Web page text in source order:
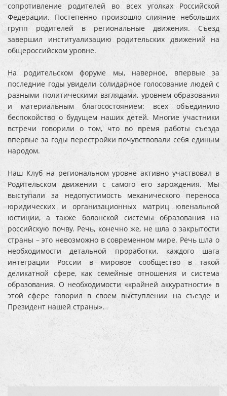
сопротивление родителей во всех уголках Российской
Федерации. Постепенно произошло слияние небольших
групп родителей в региональные движения. Съезд
завершил институализацию родительских движений на
общероссийском уровне.
На родительском форуме мы, наверное, впервые за
последние годы увидели солидарное голосование людей с
разными политическими взглядами, уровнем образования
и материальным благосостоянием: всех объединило
беспокойство о будущем наших детей. Многие участники
встречи говорили о том, что во время работы съезда
впервые за годы перестройки почувствовали себя единым
народом.
Наш Клуб на региональном уровне активно участвовал в
Родительском движении с самого его зарождения. Мы
выступали за недопустимость механического переноса
юридических и организационных матриц ювенальной
юстиции, а также болонской системы образования на
российскую почву. Речь, конечно же, не шла о закрытости
страны – это невозможно в современном мире. Речь шла о
необходимости детальной проработки, каждого шага
интеграции России в мировое сообщество в такой
деликатной сфере, как семейные отношения и система
образования. О необходимости «крайней аккуратности» в
этой сфере говорил в своем выступлении на съезде и
Президент нашей страны».